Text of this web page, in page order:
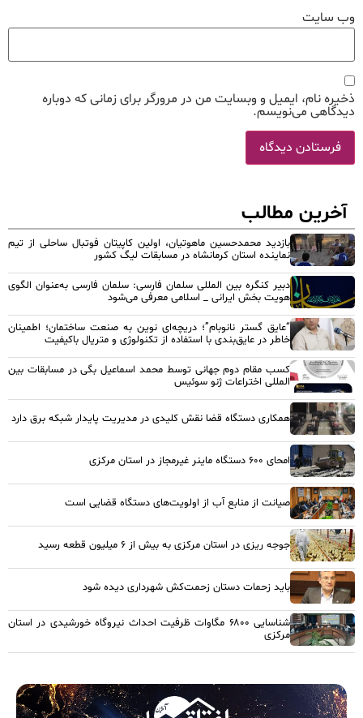
وب‌ سایت
ذخیره نام، ایمیل و وبسایت من در مرورگر برای زمانی که دوباره
دیدگاهی می‌نویسم.
آخرین مطالب
بازدید محمدحسین ماهوتیان، اولین کاپیتان فوتبال ساحلی از تیم
نماینده استان کرمانشاه در مسابقات لیگ کشور
دبیر کنگره بین المللی سلمان فارسی: سلمان فارسی به‌عنوان الگوی
هویت بخش ایرانی _ اسلامی معرفی می‌شود
“عایق گستر نانوبام”؛ دریچه‌ای نوین به صنعت ساختمان؛ اطمینان
خاطر در عایق‌بندی با استفاده از تکنولوژی و متریال باکیفیت
کسب مقام دوم جهانی توسط محمد اسماعیل بگی در مسابقات بین
المللی اختراعات ژنو سوئیس
همکاری دستگاه قضا نقش کلیدی در مدیریت پایدار شبکه برق دارد
امحای ۶۰۰ دستگاه ماینر غیرمجاز در استان مرکزی
صیانت از منابع آب از اولویت‌های دستگاه قضایی است
جوجه ریزی در استان مرکزی به بیش از ۶ میلیون قطعه رسید
باید زحمات دستان زحمت‌کش شهرداری دیده شود
شناسایی ۶۸۰۰ مگاوات ظرفیت احداث نیروگاه خورشیدی در استان
مرکزی